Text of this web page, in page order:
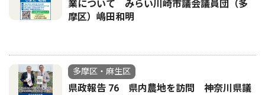
業について みらい川崎市議会議員団（多
摩区）嶋田和明
多摩区・麻生区
県政報告 76 県内農地を訪問 神奈川県議